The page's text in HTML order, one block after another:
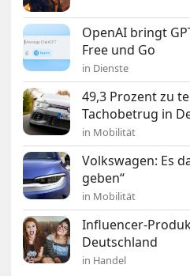
OpenAI bringt
Free und Go
in Dienste
49,3 Prozent zu
Tachobetrug in
in Mobilität
Volkswagen: Es
geben“
in Mobilität
Influencer-
Deutschland
in Handel